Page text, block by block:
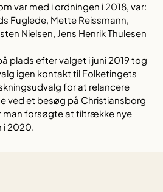
var med i ordningen i 2018, var:
Fuglede, Mette Reissmann,
Nielsen, Jens Henrik Thulesen
plads efter valget i juni 2019 tog
igen kontakt til Folketingets
for at relancere
ved et besøg på Christiansborg
man forsøgte at tiltrække nye
i 2020.